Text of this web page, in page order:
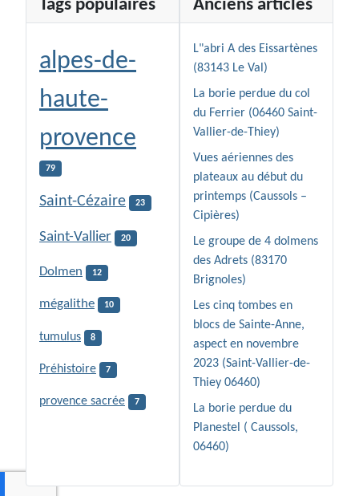
Tags populaires
alpes-de-
haute-
provence
79
Saint-Cézaire 23
Saint-Vallier 20
Dolmen 12
mégalithe 10
tumulus 8
Préhistoire 7
provence sacrée 7
Anciens articles
L"abri A des Eissartènes
(83143 Le Val)
La borie perdue du col
du Ferrier (06460 Saint-
Vallier-de-Thiey)
Vues aériennes des
plateaux au début du
printemps (Caussols –
Cipières)
Le groupe de 4 dolmens
des Adrets (83170
Brignoles)
Les cinq tombes en
blocs de Sainte-Anne,
aspect en novembre
2023 (Saint-Vallier-de-
Thiey 06460)
La borie perdue du
Planestel ( Caussols,
06460)